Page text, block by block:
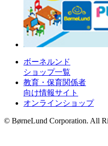
ボーネルンド
ショップ一覧
教育・保育関係者
向け情報サイト
オンラインショップ
© BørneLund Corporation. All